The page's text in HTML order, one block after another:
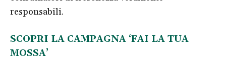
responsabili.
SCOPRI LA CAMPAGNA ‘FAI LA TUA
MOSSA’